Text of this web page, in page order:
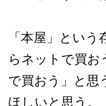
「本屋」とい
らネットで買
で買おう」と思
ほしいと思う。